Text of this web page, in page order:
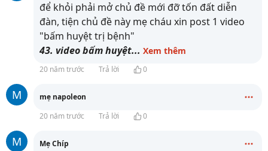
để khỏi phải mở chủ đề mới đỡ tốn đất diễn
đàn, tiện chủ đề này mẹ cháu xin post 1 video
"bấm huyệt trị bệnh"
43. video bấm huyệt... Xem thêm
20 năm trước Trả lời 0
M
mẹ napoleon
20 năm trước
Trả lời 0
M Mẹ Chíp